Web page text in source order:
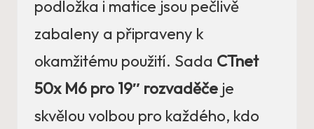
podložka i matice jsou pečlivě
zabaleny a připraveny k
okamžitému použití. Sada CTnet
50x M6 pro 19″ rozvaděče je
skvělou volbou pro každého, kdo